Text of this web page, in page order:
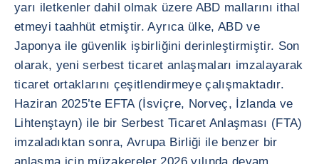
yarı iletkenler dahil olmak üzere ABD mallarını ithal
etmeyi taahhüt etmiştir. Ayrıca ülke, ABD ve
Japonya ile güvenlik işbirliğini derinleştirmiştir. Son
olarak, yeni serbest ticaret anlaşmaları imzalayarak
ticaret ortaklarını çeşitlendirmeye çalışmaktadır.
Haziran 2025’te EFTA (İsviçre, Norveç, İzlanda ve
Lihtenştayn) ile bir Serbest Ticaret Anlaşması (FTA)
imzaladıktan sonra, Avrupa Birliği ile benzer bir